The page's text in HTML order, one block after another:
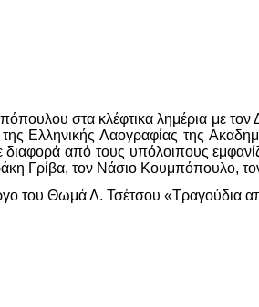
στα κλέφτικα λημέρια με
Ελληνικής Λαογραφίας της
από τους υπόλοιπους
Γρίβα, τον Νάσιο Κουμπόπουλο,
του Θωμά Λ. Τσέτσου «Τραγούδια